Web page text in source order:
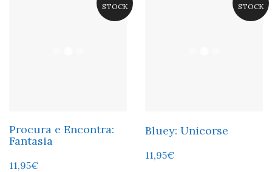
STOCK
Procura e Encontra:
Fantasia
11,95€
STOCK
Bluey: Unicorse
11,95€